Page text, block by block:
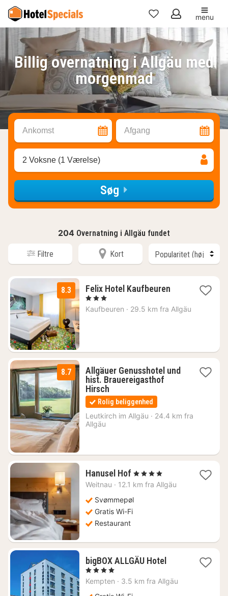
Mine
favoritter
menu
Billig overnatning i Allgäu med
morgenmad
Ankomst Afgang
2 Voksne (1 Værelse)
Søg
204 Overnatning i Allgäu fundet
Filtre Kort
8.3 Felix Hotel Kaufbeuren1
fra
512
, 3 Stjerner
Kaufbeuren · 29.5 km fra Allgäu
8.7
Allgäuer Genusshotel und
hist. Brauereigasthof
Hirsch1
nat
fra
711
Rolig beliggenhed
Leutkirch im Allgäu · 24.4 km fra
Allgäu
Hanusel Hof 1
nat
2537
kr.
, 4 Stjerner
Weitnau · 12.1 km fra Allgäu
Svømmepøl
Gratis Wi-Fi
Restaurant
bigBOX ALLGÄU Hotel1
fra
913
, 4 Stjerner
Kempten · 3.5 km fra Allgäu